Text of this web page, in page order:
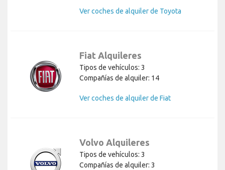
Ver coches de alquiler de Toyota
Fiat Alquileres
Tipos de vehículos: 3
Compañías de alquiler: 14
Ver coches de alquiler de Fiat
Volvo Alquileres
Tipos de vehículos: 3
Compañías de alquiler: 3